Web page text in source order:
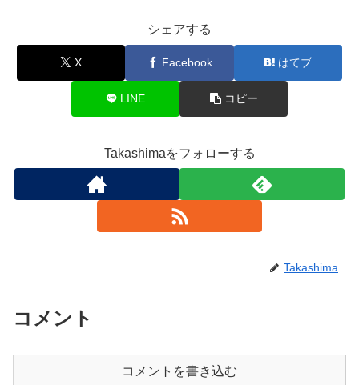
シェアする
X Facebook はてブ
LINE コピー
Takashimaをフォローする
Takashima
コメント
コメントを書き込む